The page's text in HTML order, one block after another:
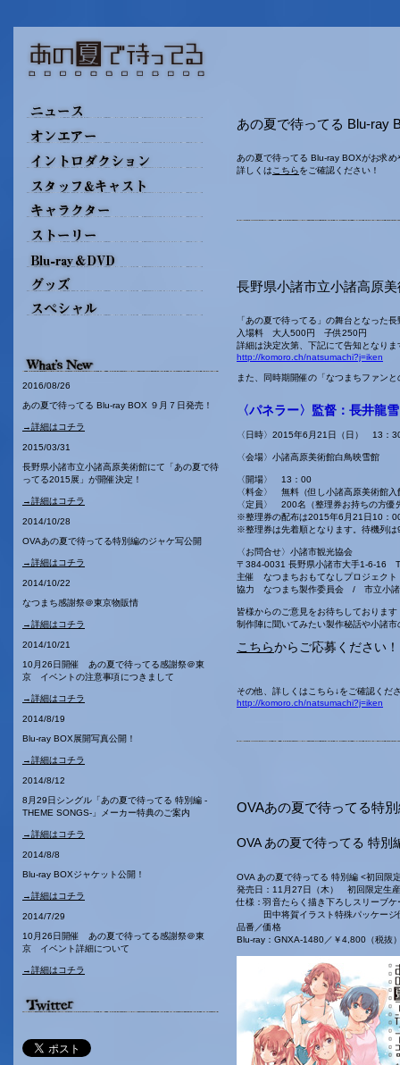
2016/08/26
あの夏で待ってる Blu-ray BOX ９月７日発売！
→詳細はコチラ
2015/03/31
長野県小諸市立小諸高原美術館にて「あの夏で待
ってる2015展」が開催決定！
→詳細はコチラ
2014/10/28
OVAあの夏で待ってる特別編のジャケ写公開
→詳細はコチラ
2014/10/22
なつまち感謝祭＠東京物販情
→詳細はコチラ
2014/10/21
10月26日開催 あの夏で待ってる感謝祭＠東
京 イベントの注意事項につきまして
→詳細はコチラ
2014/8/19
Blu-ray BOX展開写真公開！
→詳細はコチラ
2014/8/12
8月29日シングル「あの夏で待ってる 特別編 -
THEME SONGS-」メーカー特典のご案内
→詳細はコチラ
2014/8/8
Blu-ray BOXジャケット公開！
→詳細はコチラ
2014/7/29
10月26日開催 あの夏で待ってる感謝祭＠東
京 イベント詳細について
→詳細はコチラ
あの夏で待ってる Blu-ray
あの夏で待ってる Blu-ray BOXがお求
詳しくは こちらをご確認ください！
長野県小諸市立小諸高原
「あの夏で待ってる」の舞台となった
入場料 大人500円 子供250円
詳細は決定次第、下記にて告知となりま
http://komoro.ch/natsumachi?j=iken
また、同時期開催の「なつまちファン
〈パネラー〉監督：長井
〈日時〉2015年6月21日（日） 13：
〈会場〉小諸高原美術館白鳥映雪館
〈開場〉 13：00
〈料金〉 無料（但し小諸高原美術館
〈定員〉 200名（整理券お持ちの方優
※整理券の配布は2015年6月21日10：
※整理券は先着順となります。待機列
〈お問合せ〉小諸市観光協会
〒384-0031 長野県小諸市大手1-6-16
主催 なつまちおもてなしプロジェクト
協力 なつまち製作委員会 / 市立小諸
皆様からのご意見をお待ちしております
制作陣に聞いてみたい製作秘話や小諸
こちらからご応募ください！
その他、詳しくはこちら↓をご確認くだ
http://komoro.ch/natsumachi?j=iken
OVAあの夏で待ってる特
OVA あの夏で待ってる 特
OVA あの夏で待ってる 特別編 <初回限
発売日：11月27日（木） 初回限定生産
仕様：羽音たらく描き下ろしスリーブケ
田中将賀イラスト特殊パッケージ
品番／価格
Blu-ray：GNXA-1480／￥4,800（税抜